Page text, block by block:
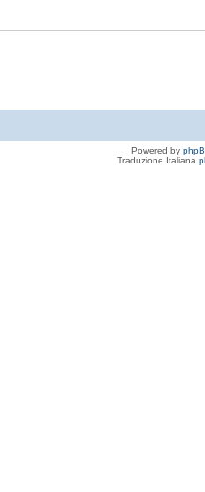
Powered by
Traduzione Italiana